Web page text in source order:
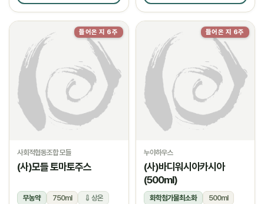
들어온 지 6주
사회적협동조합 모들
(사)모들 토마토주스
무농약 750ml 상온
들어온 지 6주
누야하우스
(사)바디워시아카시아
(500ml)
화학첨가물최소화
500ml